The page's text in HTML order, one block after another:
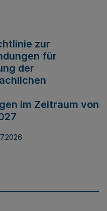
zur
für
der
im Zeitraum von